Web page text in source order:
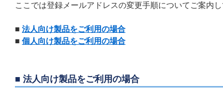
ここでは登録メールアドレスの変更手順についてご案内
■ 法人向け製品をご利用の場合
■ 個人向け製品をご利用の場合
■ 法人向け製品をご利用の場合